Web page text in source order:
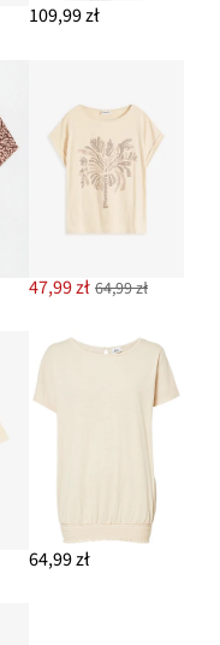
109,99 zł
47,99 zł 64,99 zł
64,99 zł